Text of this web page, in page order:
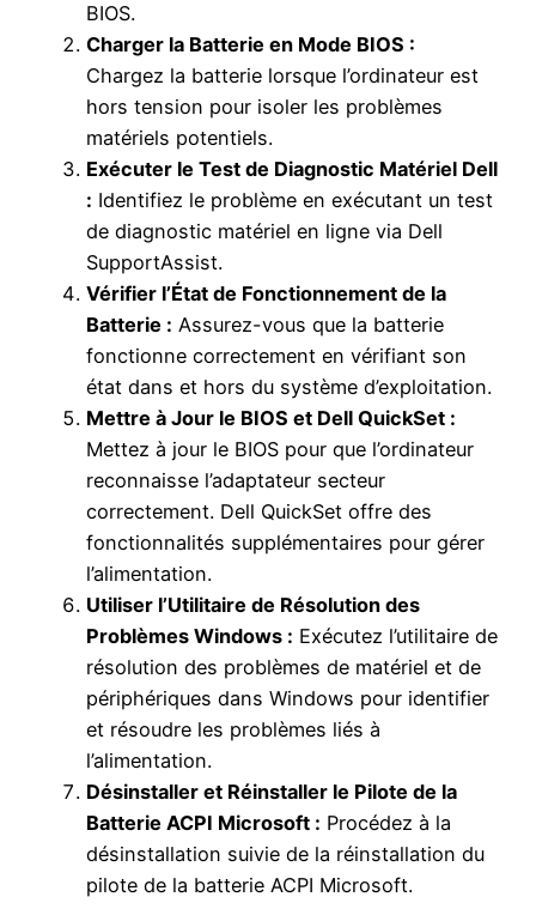
BIOS.
Charger la Batterie en Mode BIOS :
Chargez la batterie lorsque l’ordinateur est
hors tension pour isoler les problèmes
matériels potentiels.
Exécuter le Test de Diagnostic Matériel Dell
: Identifiez le problème en exécutant un test
de diagnostic matériel en ligne via Dell
SupportAssist.
Vérifier l’État de Fonctionnement de la
Batterie : Assurez-vous que la batterie
fonctionne correctement en vérifiant son
état dans et hors du système d’exploitation.
Mettre à Jour le BIOS et Dell QuickSet :
Mettez à jour le BIOS pour que l’ordinateur
reconnaisse l’adaptateur secteur
correctement. Dell QuickSet offre des
fonctionnalités supplémentaires pour gérer
l’alimentation.
Utiliser l’Utilitaire de Résolution des
Problèmes Windows : Exécutez l’utilitaire de
résolution des problèmes de matériel et de
périphériques dans Windows pour identifier
et résoudre les problèmes liés à
l’alimentation.
Désinstaller et Réinstaller le Pilote de la
Batterie ACPI Microsoft : Procédez à la
désinstallation suivie de la réinstallation du
pilote de la batterie ACPI Microsoft.